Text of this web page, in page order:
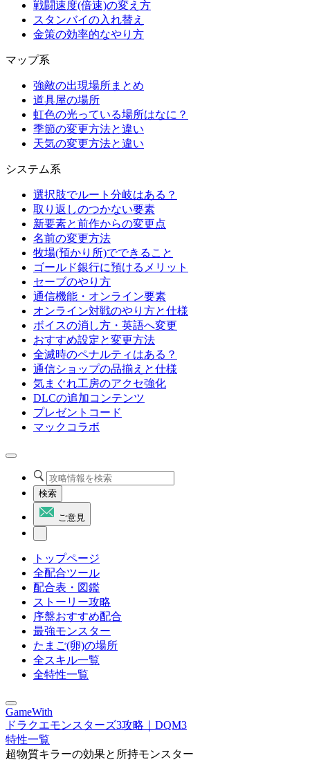
戦闘速度(倍速)の変え方
スタンバイの入れ替え
金策の効率的なやり方
マップ系
強敵の出現場所まとめ
道具屋の場所
虹色の光っている場所はなに？
季節の変更方法と違い
天気の変更方法と違い
システム系
選択肢でルート分岐はある？
取り返しのつかない要素
新要素と前作からの変更点
名前の変更方法
牧場(預かり所)でできること
ゴールド銀行に預けるメリット
セーブのやり方
通信機能・オンライン要素
オンライン対戦のやり方と仕様
ボイスの消し方・英語へ変更
おすすめ設定と変更方法
全滅時のペナルティはある？
通信ショップの品揃えと仕様
気まぐれ工房のアクセ強化
DLCの追加コンテンツ
プレゼントコード
マックコラボ
検索
ご意見
トップページ
全配合ツール
配合表・図鑑
ストーリー攻略
序盤おすすめ配合
最強モンスター
たまご(卵)の場所
全スキル一覧
全特性一覧
GameWith
ドラクエモンスターズ3攻略｜DQM3
特性一覧
超物質キラーの効果と所持モンスター